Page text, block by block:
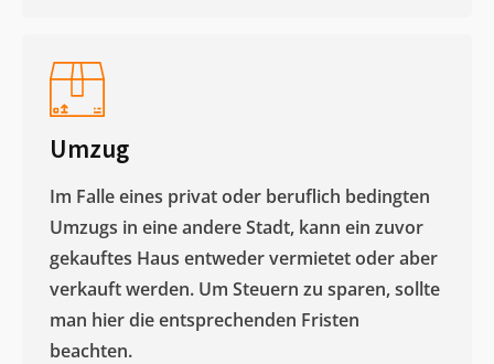
Umzug
Im Falle eines privat oder beruflich bedingten
Umzugs in eine andere Stadt, kann ein zuvor
gekauftes Haus entweder vermietet oder aber
verkauft werden. Um Steuern zu sparen, sollte
man hier die entsprechenden Fristen
beachten.